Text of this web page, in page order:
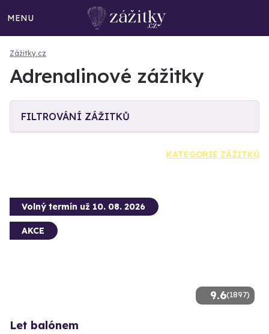
MENU
Zážitky.cz
Adrenalinové zážitky
FILTROVÁNÍ ZÁŽITKŮ
KATEGORIE ZÁŽITKŮ
9.6(1897)
Volný termín už 10. 08. 2026
AKCE
Let balónem